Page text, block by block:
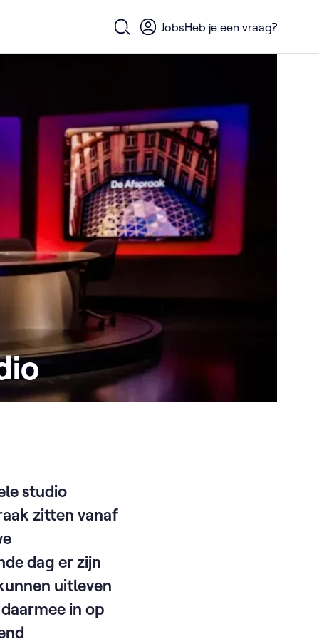
Open zoekformulier
JobsHeb je een vraag?
studio
zitten vanaf
dag er zijn
uitleven
in op